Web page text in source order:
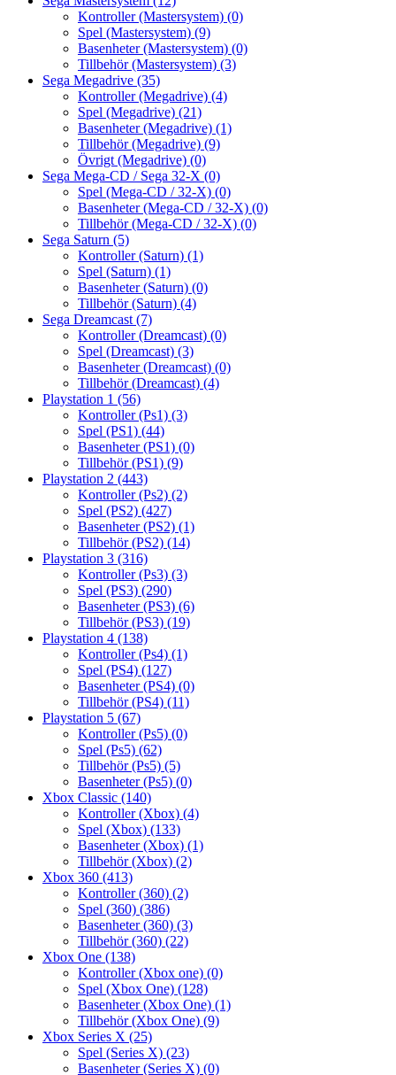
Kontroller (Mastersystem) (0)
Spel (Mastersystem) (9)
Basenheter (Mastersystem) (0)
Tillbehör (Mastersystem) (3)
Sega Megadrive (35)
Kontroller (Megadrive) (4)
Spel (Megadrive) (21)
Basenheter (Megadrive) (1)
Tillbehör (Megadrive) (9)
Övrigt (Megadrive) (0)
Sega Mega-CD / Sega 32-X (0)
Spel (Mega-CD / 32-X) (0)
Basenheter (Mega-CD / 32-X) (0)
Tillbehör (Mega-CD / 32-X) (0)
Sega Saturn (5)
Kontroller (Saturn) (1)
Spel (Saturn) (1)
Basenheter (Saturn) (0)
Tillbehör (Saturn) (4)
Sega Dreamcast (7)
Kontroller (Dreamcast) (0)
Spel (Dreamcast) (3)
Basenheter (Dreamcast) (0)
Tillbehör (Dreamcast) (4)
Playstation 1 (56)
Kontroller (Ps1) (3)
Spel (PS1) (44)
Basenheter (PS1) (0)
Tillbehör (PS1) (9)
Playstation 2 (443)
Kontroller (Ps2) (2)
Spel (PS2) (427)
Basenheter (PS2) (1)
Tillbehör (PS2) (14)
Playstation 3 (316)
Kontroller (Ps3) (3)
Spel (PS3) (290)
Basenheter (PS3) (6)
Tillbehör (PS3) (19)
Playstation 4 (138)
Kontroller (Ps4) (1)
Spel (PS4) (127)
Basenheter (PS4) (0)
Tillbehör (PS4) (11)
Playstation 5 (67)
Kontroller (Ps5) (0)
Spel (Ps5) (62)
Tillbehör (Ps5) (5)
Basenheter (Ps5) (0)
Xbox Classic (140)
Kontroller (Xbox) (4)
Spel (Xbox) (133)
Basenheter (Xbox) (1)
Tillbehör (Xbox) (2)
Xbox 360 (413)
Kontroller (360) (2)
Spel (360) (386)
Basenheter (360) (3)
Tillbehör (360) (22)
Xbox One (138)
Kontroller (Xbox one) (0)
Spel (Xbox One) (128)
Basenheter (Xbox One) (1)
Tillbehör (Xbox One) (9)
Xbox Series X (25)
Spel (Series X) (23)
Basenheter (Series X) (0)